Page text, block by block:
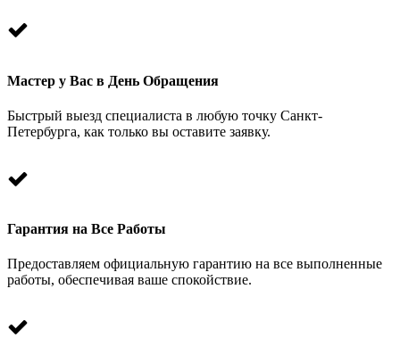
Мастер у Вас в День Обращения
Быстрый выезд специалиста в любую точку Санкт-
Петербурга, как только вы оставите заявку.
Гарантия на Все Работы
Предоставляем официальную гарантию на все выполненные
работы, обеспечивая ваше спокойствие.